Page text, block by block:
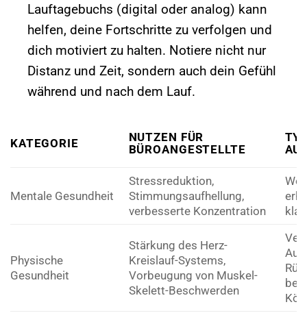
Lauftagebuchs (digital oder analog) kann
helfen, deine Fortschritte zu verfolgen und
dich motiviert zu halten. Notiere nicht nur
Distanz und Zeit, sondern auch dein Gefühl
während und nach dem Lauf.
KATEGORIE
NUTZEN FÜR
BÜROANGESTELLTE
Mentale Gesundheit
Stressreduktion,
Stimmungsaufhellung,
verbesserte Konzentration
Physische
Gesundheit
Stärkung des Herz-
Kreislauf-Systems,
Vorbeugung von Muskel-
Skelett-Beschwerden